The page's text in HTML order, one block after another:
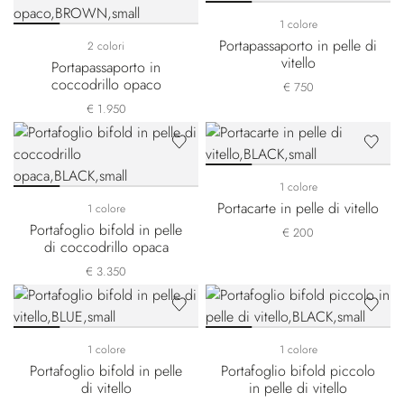
2 colori
Portapassaporto in
coccodrillo opaco
€ 1.950
1 colore
Portapassaporto in pelle di
vitello
€ 750
1 colore
Portafoglio bifold in pelle
di coccodrillo opaca
€ 3.350
1 colore
Portacarte in pelle di vitello
€ 200
1 colore
Portafoglio bifold in pelle
di vitello
1 colore
Portafoglio bifold piccolo
in pelle di vitello